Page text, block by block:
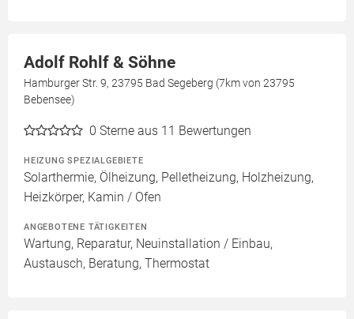
Adolf Rohlf & Söhne
Hamburger Str. 9, 23795 Bad Segeberg (7km von 23795
Bebensee)
0 Sterne aus 11 Bewertungen
HEIZUNG SPEZIALGEBIETE
Solarthermie, Ölheizung, Pelletheizung, Holzheizung,
Heizkörper, Kamin / Ofen
ANGEBOTENE TÄTIGKEITEN
Wartung, Reparatur, Neuinstallation / Einbau,
Austausch, Beratung, Thermostat